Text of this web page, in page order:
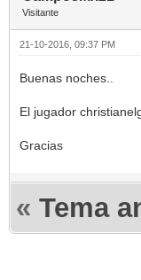
Visitante
21-10-2016, 09:37 PM
Buenas noches..
El jugador
Gracias
« Tema